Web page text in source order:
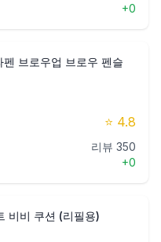
+0
브로우업 브로우 펜슬
⭐ 4.8
리뷰 350
+0
비비 쿠션 (리필용)